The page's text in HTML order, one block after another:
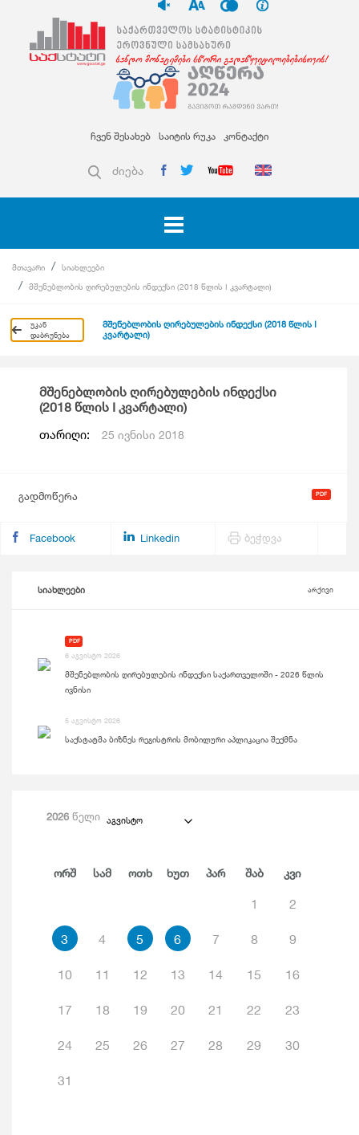
ჩვენ შესახებ საიტის რუკა კონტაქტი
ძიება
მთავარი
სიახლეები
მშენებლობის ღირებულების ინდექსი (2018 წლის I კვარტალი)
უკან
დაბრუნება
მშენებლობის ღირებულების ინდექსი (2018 წლის I
კვარტალი)
მშენებლობის ღირებულების ინდექსი
(2018 წლის I კვარტალი)
თარიღი: 25 ივნისი 2018
გადმოწერა
Facebook Linkedin ბეჭდვა
სიახლეები არქივი
PDF
6 აგვისტო 2026
მშენებლობის ღირებულების ინდექსი საქართველოში - 2026 წლის
ივნისი
5 აგვისტო 2026
საქსტატმა ბიზნეს რეგისტრის მობილური აპლიკაცია შექმნა
2026წელი აგვისტო
Ორშ Სამ Ოთხ Ხუთ Პარ Შაბ Კვი
1 2
3 4 5 6 7 8 9
10 11 12 13 14 15 16
17 18 19 20 21 22 23
24 25 26 27 28 29 30
31